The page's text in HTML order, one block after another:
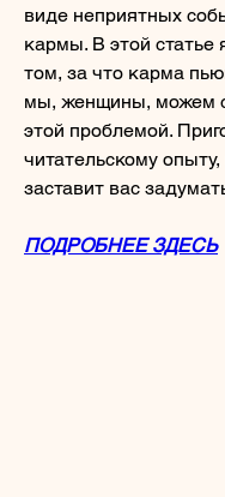
виде неприятных
кармы. В этой статье
том, за что карма
мы, женщины, можем
этой проблемой.
читательскому
заставит вас
ПОДРОБНЕЕ ЗДЕСЬ